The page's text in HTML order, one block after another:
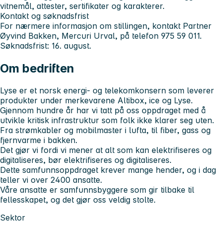
vitnemål, attester, sertifikater og karakterer.
Kontakt og søknadsfrist
For nærmere informasjon om stillingen, kontakt Partner
Øyvind Bakken, Mercuri Urval, på telefon 975 59 011.
Søknadsfrist: 16. august.
Om bedriften
Lyse er et norsk energi- og telekomkonsern som leverer
produkter under merkevarene Altibox, ice og Lyse.
Gjennom hundre år har vi tatt på oss oppdraget med å
utvikle kritisk infrastruktur som folk ikke klarer seg uten.
Fra strømkabler og mobilmaster i lufta, til fiber, gass og
fjernvarme i bakken.
Det gjør vi fordi vi mener at alt som kan elektrifiseres og
digitaliseres, bør elektrifiseres og digitaliseres.
Dette samfunnsoppdraget krever mange hender, og i dag
teller vi over 2400 ansatte.
Våre ansatte er samfunnsbyggere som gir tilbake til
fellesskapet, og det gjør oss veldig stolte.
Sektor